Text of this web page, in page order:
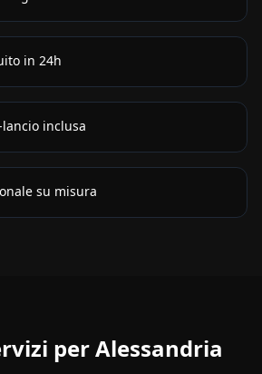
in 24h
inclusa
su misura
perAlessandria